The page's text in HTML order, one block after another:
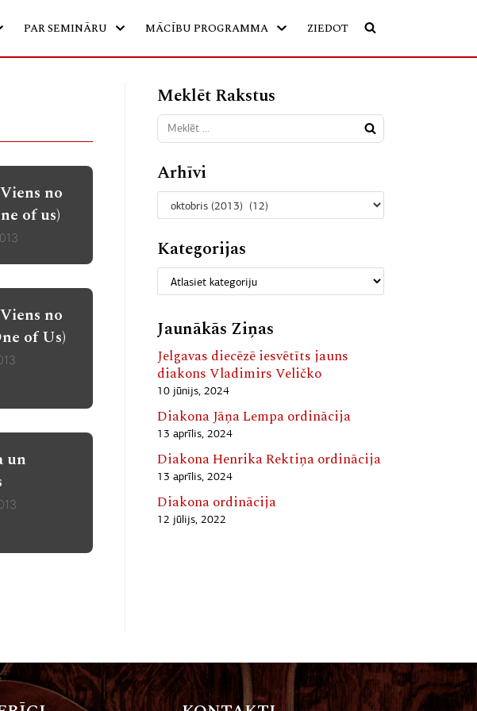
PAR SEMINĀRU MĀCĪBU PROGRAMMA ZIEDOT
no
of us)
no
of Us)
un
Meklēt Rakstus
Arhīvi
Kategorijas
Jaunākās Ziņas
Jelgavas diecēzē iesvētīts jauns
diakons Vladimirs Veličko
10 jūnijs, 2024
Diakona Jāņa Lempa ordinācija
13 aprīlis, 2024
Diakona Henrika Rektiņa ordinācija
13 aprīlis, 2024
Diakona ordinācija
12 jūlijs, 2022